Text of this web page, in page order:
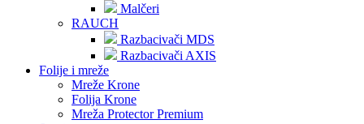
Malčeri
RAUCH
Razbacivači MDS
Razbacivači AXIS
Folije i mreže
Mreže Krone
Folija Krone
Mreža Protector Premium